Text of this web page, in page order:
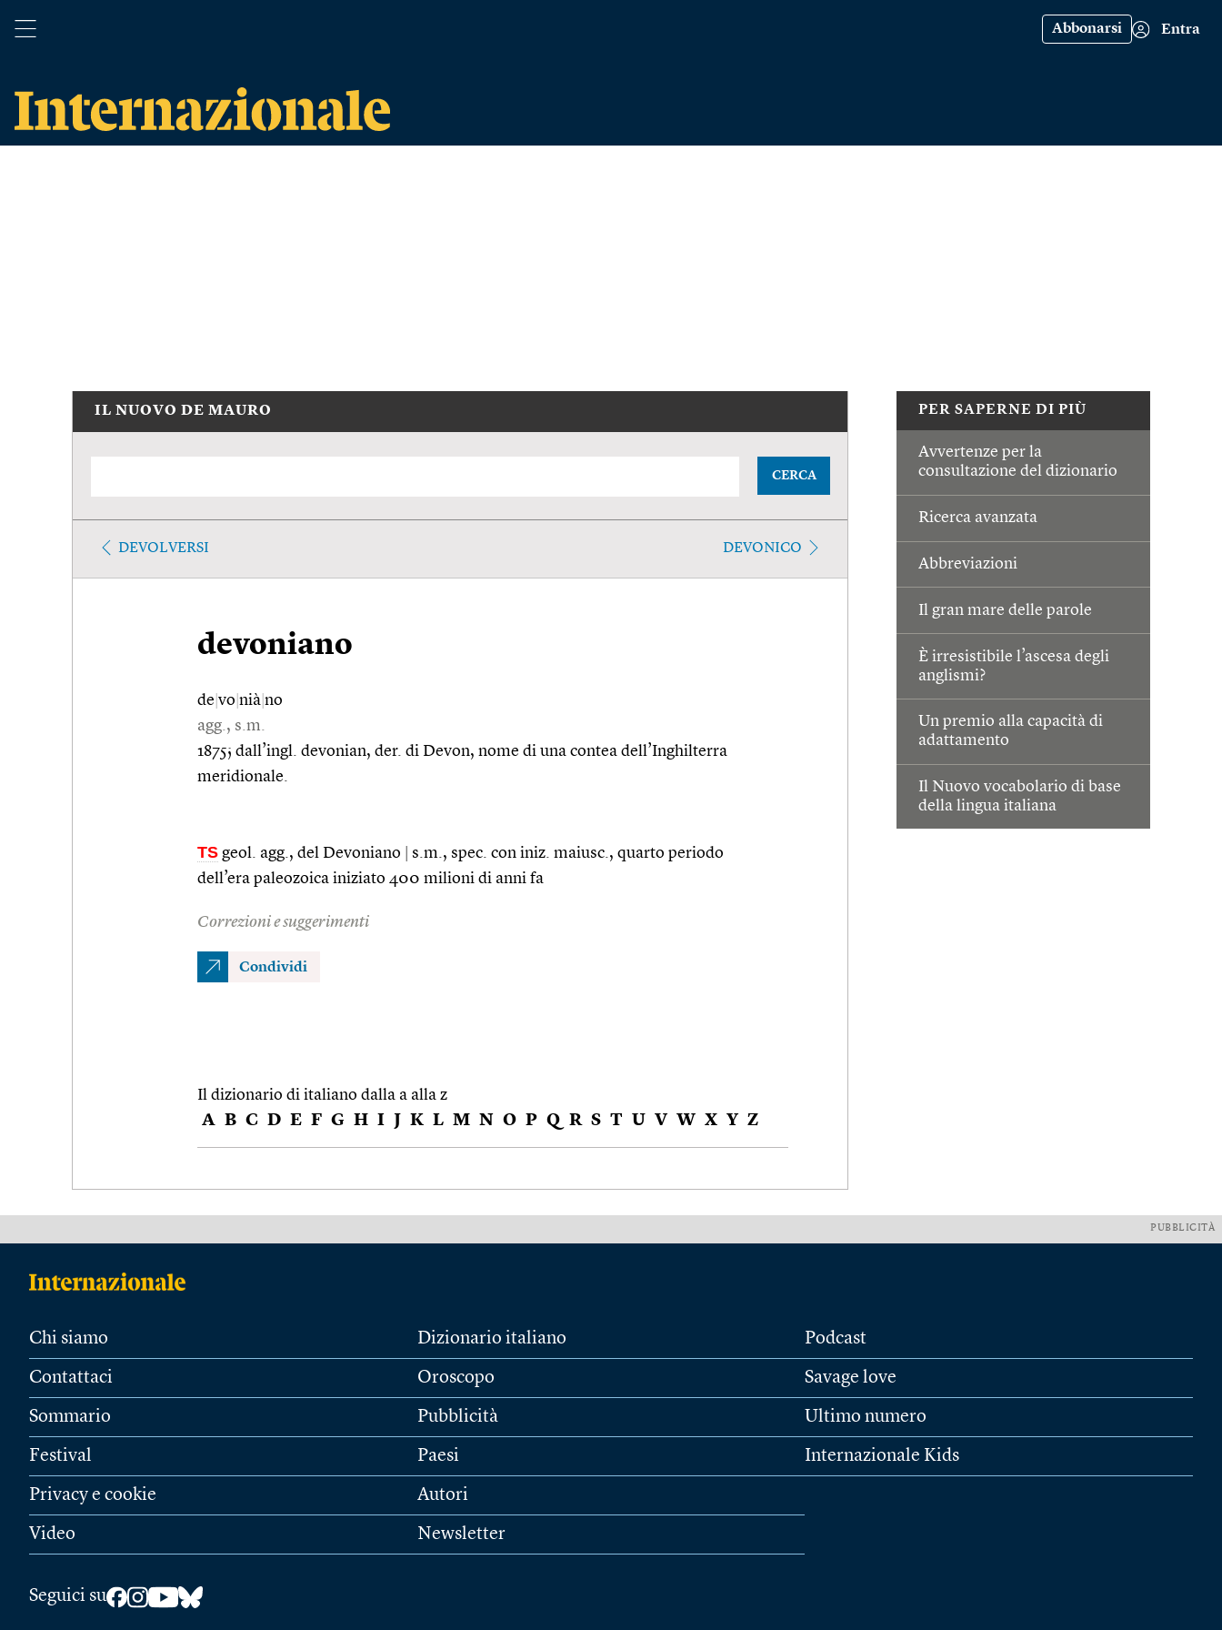
Abbonarsi Entra
PER SAPERNE DI PIÙ
Avvertenze per la
consultazione del dizionario
Ricerca avanzata
Abbreviazioni
Il gran mare delle parole
È irresistibile l’ascesa degli
anglismi?
Un premio alla capacità di
adattamento
Il Nuovo vocabolario di base
della lingua italiana
IL NUOVO DE MAURO
CERCA
DEVOLVERSI DEVONICO
devoniano
de vo nià no
agg., s.m.
1875; dall’ingl. devonian, der. di Devon, nome di una contea dell’Inghilterra
meridionale.
TS geol. agg., del Devoniano
s.m., spec. con iniz. maiusc., quarto periodo
dell’era paleozoica iniziato 400 milioni di anni fa
Correzioni e suggerimenti
Condividi
Il dizionario di italiano dalla a alla z
A B C D E F G H I J K L M N O P Q R S T U V W X Y Z
PUBBLICITÀ
Chi siamo
Contattaci
Sommario
Festival
Privacy e cookie
Video
Dizionario italiano
Oroscopo
Pubblicità
Paesi
Autori
Newsletter
Podcast
Savage love
Ultimo numero
Internazionale Kids
Seguici su